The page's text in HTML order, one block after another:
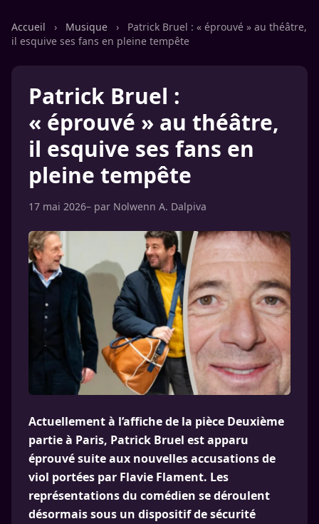
Accueil › Musique ›
Patrick Bruel : « éprouvé » au théâtre,
il esquive ses fans en pleine tempête
Patrick Bruel :
« éprouvé » au théâtre,
il esquive ses fans en
pleine tempête
17 mai 2026– par Nolwenn A. Dalpiva
Actuellement à l’affiche de la pièce Deuxième
partie à Paris, Patrick Bruel est apparu
éprouvé suite aux nouvelles accusations de
viol portées par Flavie Flament. Les
représentations du comédien se déroulent
désormais sous un dispositif de sécurité